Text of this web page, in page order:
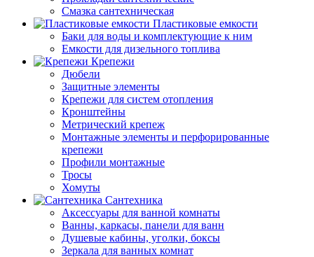
Смазка сантехническая
Пластиковые емкости
Баки для воды и комплектующие к ним
Емкости для дизельного топлива
Крепежи
Дюбели
Защитные элементы
Крепежи для систем отопления
Кронштейны
Метрический крепеж
Монтажные элементы и перфорированные
крепежи
Профили монтажные
Тросы
Хомуты
Сантехника
Аксессуары для ванной комнаты
Ванны, каркасы, панели для ванн
Душевые кабины, уголки, боксы
Зеркала для ванных комнат